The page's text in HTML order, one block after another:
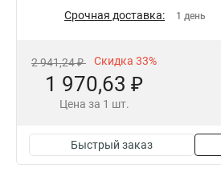
Срочная доставка: 1 день
2 941,24 ₽ Скидка 33%
1 970,63 ₽
Цена за 1 шт.
Быстрый заказ